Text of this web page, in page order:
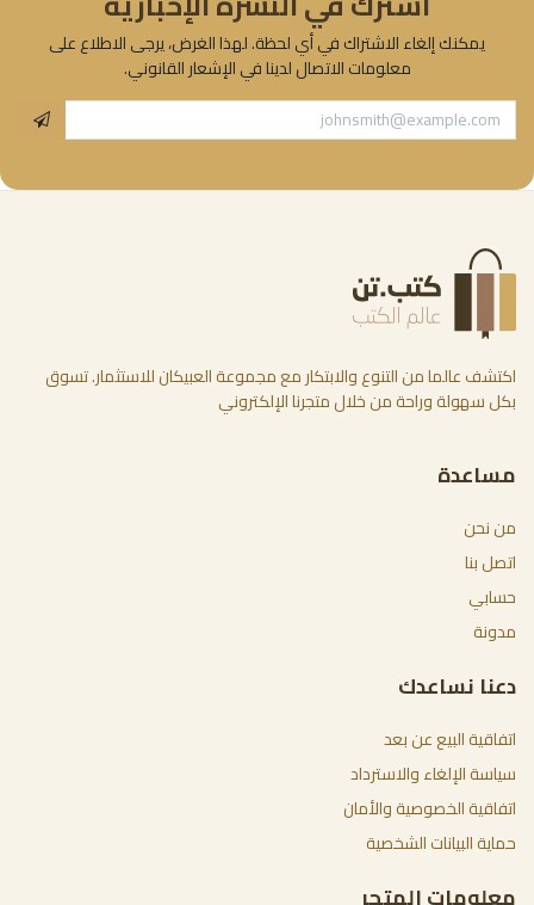
يمكنك إلغاء الاشتراك في أي لحظة. لهذا الغرض، يرجى الاطلاع على
معلومات الاتصال لدينا في الإشعار القانوني.
اكتشف عالما من التنوع والابتكار مع مجموعة العبيكان للاستثمار. تسوق
بكل سهولة وراحة من خلال متجرنا الإلكتروني
مساعدة
من نحن
اتصل بنا
حسابي
مدونة
دعنا نساعدك
اتفاقية البيع عن بعد
سياسة الإلغاء والاسترداد
اتفاقية الخصوصية والأمان
حماية البيانات الشخصية